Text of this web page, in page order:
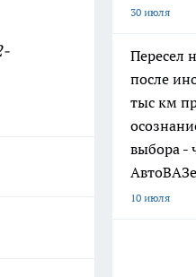
30 июля
Пересел
после
тыс км
выбора -
АвтоВАЗе
10 июля